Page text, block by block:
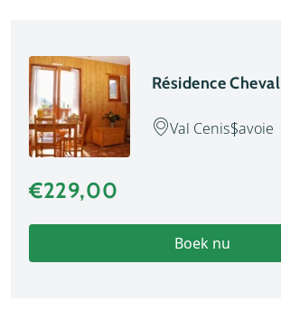
Résidence
Val CenisSavoie
€229,00
Boek nu